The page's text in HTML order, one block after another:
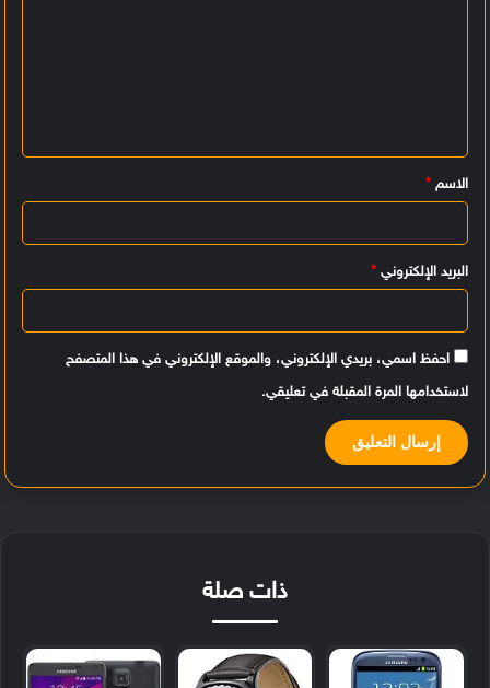
ي
ق
الاسم *
البريد الإلكتروني *
احفظ اسمي، بريدي الإلكتروني، والموقع الإلكتروني في هذا المتصفح
لاستخدامها المرة المقبلة في تعليقي.
ذات صلة